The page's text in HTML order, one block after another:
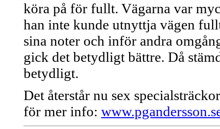
köra på för fullt. Vägarna var
han inte kunde utnyttja vägen
sina noter och inför andra
gick det betydligt bättre. Då
betydligt.
Det återstår nu sex
för mer info: